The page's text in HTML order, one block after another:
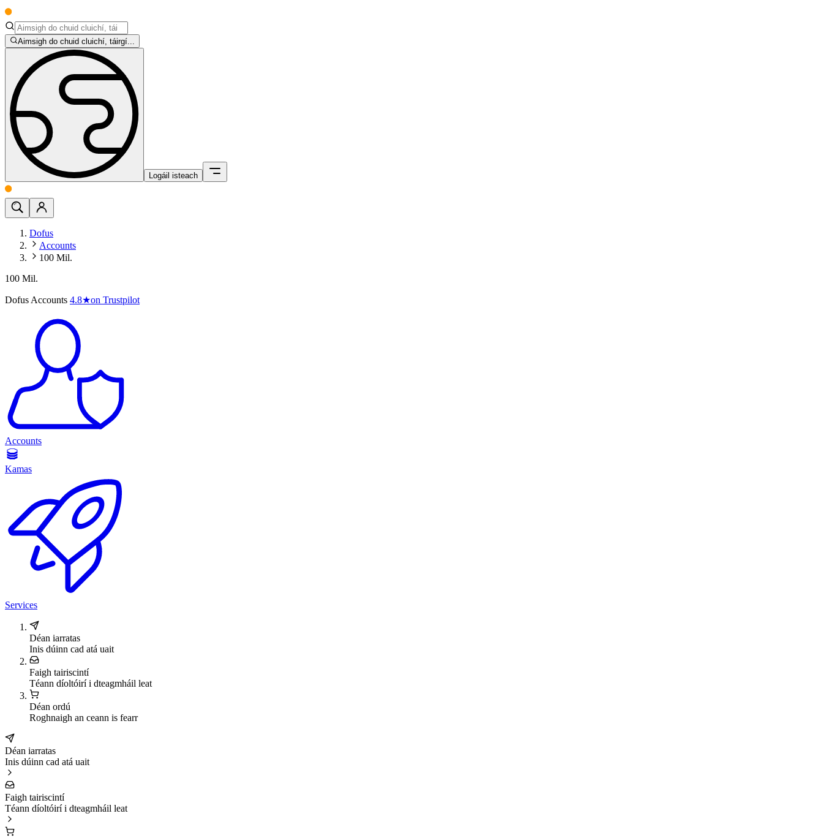
Aimsigh do chuid cluichí, táirgí...
Logáil isteach
Dofus
Accounts
100 Mil.
100 Mil.
Dofus Accounts 4.8★on Trustpilot
Accounts
Kamas
Services
Déan iarratas
Inis dúinn cad atá uait
Faigh tairiscintí
Téann díoltóirí i dteagmháil leat
Déan ordú
Roghnaigh an ceann is fearr
Déan iarratas
Inis dúinn cad atá uait
Faigh tairiscintí
Téann díoltóirí i dteagmháil leat